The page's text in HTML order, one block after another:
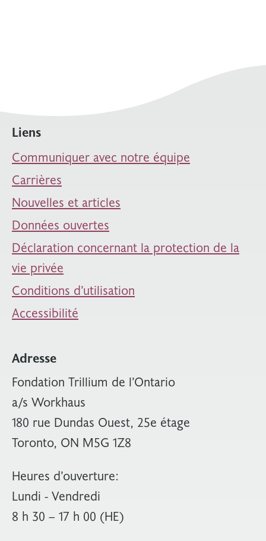
Liens
Communiquer avec notre équipe
Carrières
Nouvelles et articles
Données ouvertes
Déclaration concernant la protection de la
vie privée
Conditions d’utilisation
Accessibilité
Adresse
Fondation Trillium de l’Ontario
a/s Workhaus
180 rue Dundas Ouest, 25e étage
Toronto, ON M5G 1Z8
Heures d’ouverture:
Lundi - Vendredi
8 h 30 – 17 h 00 (HE)